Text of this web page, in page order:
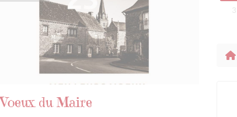
Voeux du Maire
3